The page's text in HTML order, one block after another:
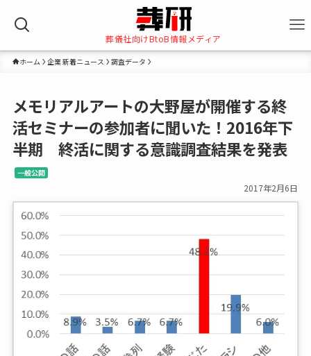
葬儀社向けBtoB情報メディア
ホーム 企業 新着ニュース 調査データ
メモリアルアートの大野屋が開催する終
活セミナーの参加者に聞いた！2016年下
半期 終活に関する意識調査結果を発表
一般公開
2017年2月6日